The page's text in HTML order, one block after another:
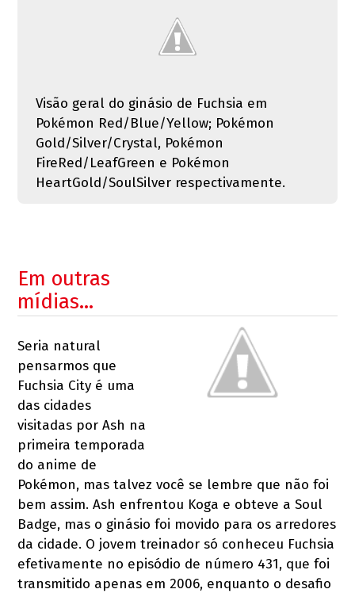
Visão geral do ginásio de Fuchsia em
Pokémon Red/Blue/Yellow; Pokémon
Gold/Silver/Crystal, Pokémon
FireRed/LeafGreen e Pokémon
HeartGold/SoulSilver respectivamente.
Em outras
mídias…
Seria natural
pensarmos que
Fuchsia City é uma
das cidades
visitadas por Ash na
primeira temporada
do anime de
Pokémon, mas talvez você se lembre que não foi
bem assim. Ash enfrentou Koga e obteve a Soul
Badge, mas o ginásio foi movido para os arredores
da cidade. O jovem treinador só conheceu Fuchsia
efetivamente no episódio de número 431, que foi
transmitido apenas em 2006, enquanto o desafio